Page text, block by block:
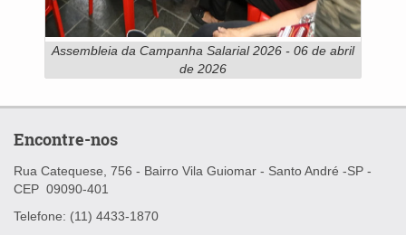
Assembleia da Campanha Salarial 2026 - 06 de abril
de 2026
Encontre-nos
Rua Catequese, 756 - Bairro Vila Guiomar - Santo André -SP -
CEP 09090-401
Telefone: (11) 4433-1870